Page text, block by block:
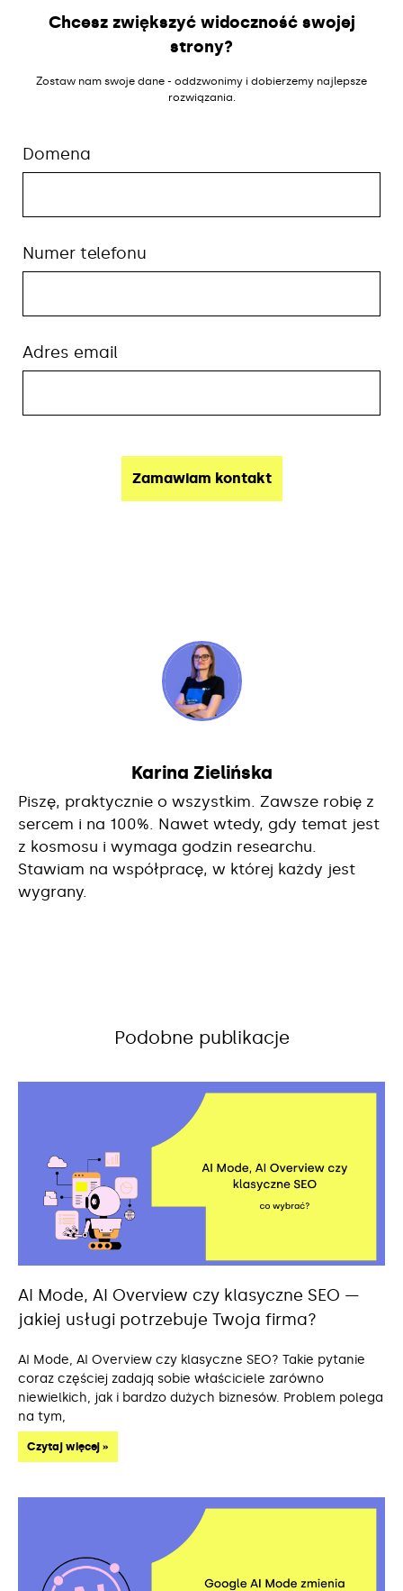
Chcesz zwiększyć widoczność swojej
strony?
Zostaw nam swoje dane - oddzwonimy i dobierzemy najlepsze
rozwiązania.
Domena
Numer telefonu
Adres email
Karina Zielińska
Piszę, praktycznie o wszystkim. Zawsze robię z
sercem i na 100%. Nawet wtedy, gdy temat jest
z kosmosu i wymaga godzin researchu.
Stawiam na współpracę, w której każdy jest
wygrany.
Podobne publikacje
AI Mode, AI Overview czy klasyczne SEO —
jakiej usługi potrzebuje Twoja firma?
AI Mode, AI Overview czy klasyczne SEO? Takie pytanie
coraz częściej zadają sobie właściciele zarówno
niewielkich, jak i bardzo dużych biznesów. Problem polega
na tym,
Czytaj więcej »